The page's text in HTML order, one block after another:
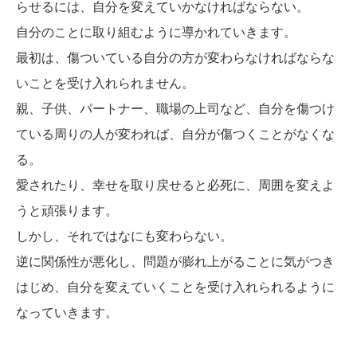
らせるには、自分を変えていかなければならない。
自分のことに取り組むように導かれていきます。
最初は、傷ついている自分の方が変わらなければならな
いことを受け入れられません。
親、子供、パートナー、職場の上司など、自分を傷つけ
ている周りの人が変われば、自分が傷つくことがなくな
る。
愛されたり、幸せを取り戻せると必死に、周囲を変えよ
うと頑張ります。
しかし、それではなにも変わらない。
逆に関係性が悪化し、問題が膨れ上がることに気がつき
はじめ、自分を変えていくことを受け入れられるように
なっていきます。